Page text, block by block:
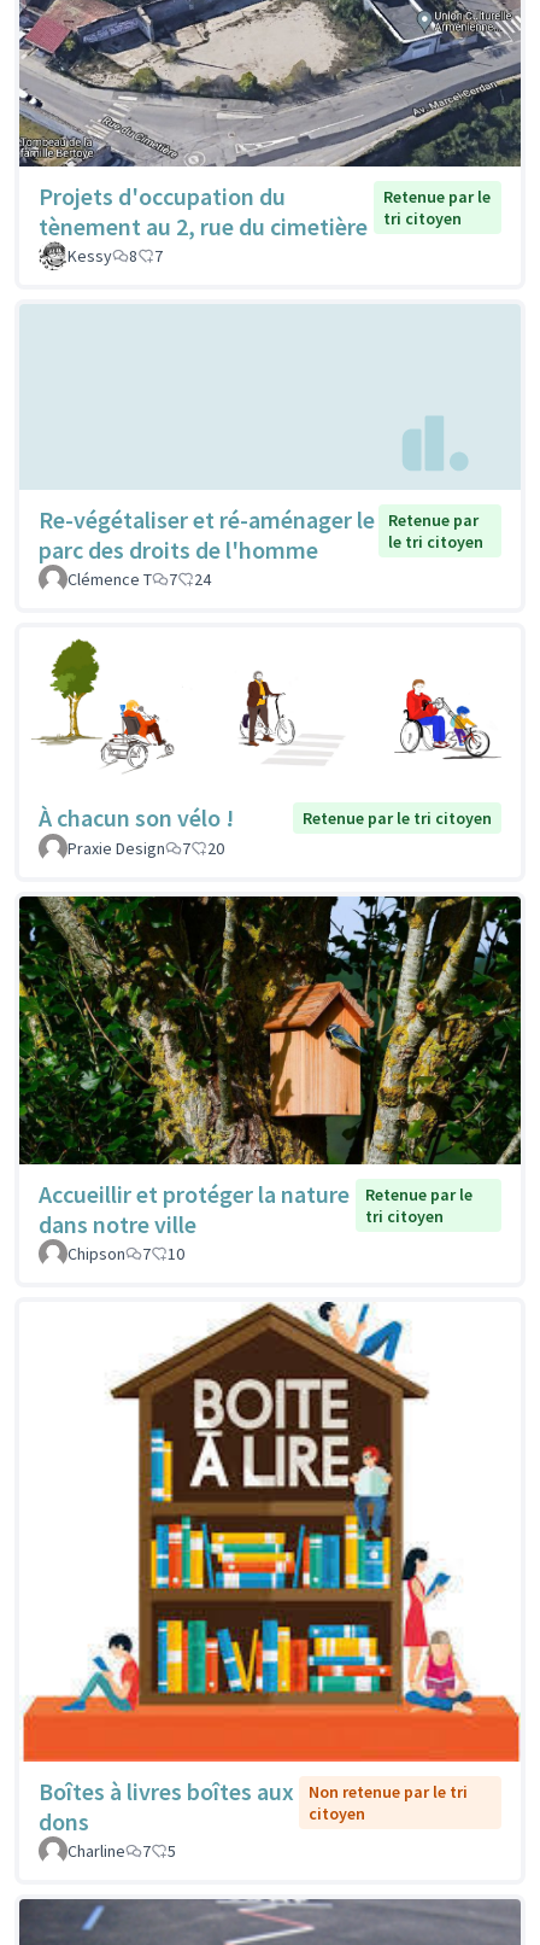
Projets d'occupation du
tènement au 2, rue du cimetière
Retenue par le
tri citoyen
Kessy
8 7
Re-végétaliser et ré-aménager le
parc des droits de l'homme
Retenue par
le tri citoyen
Clémence T
7 24
À chacun son vélo !
Retenue par le tri citoyen
Praxie Design
7 20
Accueillir et protéger la nature
dans notre ville
Retenue par le
tri citoyen
Chipson
7 10
Boîtes à livres boîtes aux
dons
Non retenue par le tri
citoyen
Charline
7 5